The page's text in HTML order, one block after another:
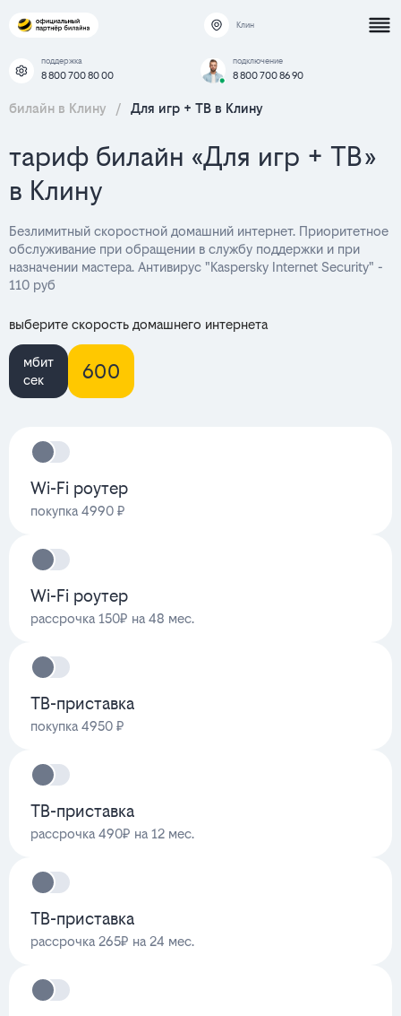
Клин
поддержка
8 800 700 80 00
подключение
8 800 700 86 90
билайн в Клину / Для игр + ТВ в Клину
тариф билайн «Для игр + ТВ»
в Клину
Безлимитный скоростной домашний интернет. Приоритетное
обслуживание при обращении в службу поддержки и при
назначении мастера. Антивирус "Kaspersky Internet Security" -
110 руб
выберите скорость домашнего интернета
мбит
сек
600
Wi-Fi роутер
покупка 4990 ₽
Wi-Fi роутер
рассрочка 150₽ на 48 мес.
ТВ-приставка
покупка 4950 ₽
ТВ-приставка
рассрочка 490₽ на 12 мес.
ТВ-приставка
рассрочка 265₽ на 24 мес.